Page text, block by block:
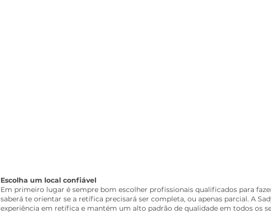
Escolha um local confiável
Em primeiro lugar é sempre bom escolher profissionais qualificados para
saberá te orientar se a retífica precisará ser completa, ou apenas parcial. A
experiência em retífica e mantém um alto padrão de qualidade em todos os